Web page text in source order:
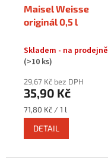
Maisel Weisse
originál 0,5 l
Skladem - na prodejně
(>10 ks)
29,67 Kč bez DPH
35,90 Kč
Měrná
cena:
71,80 Kč / 1 l
DETAIL